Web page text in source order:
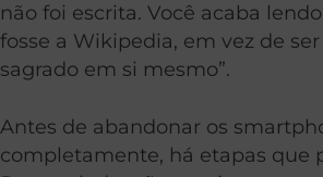
não foi escrita. Você acaba
fosse a Wikipedia, em vez de
sagrado em si mesmo”.
Antes de abandonar os
completamente, há etapas que